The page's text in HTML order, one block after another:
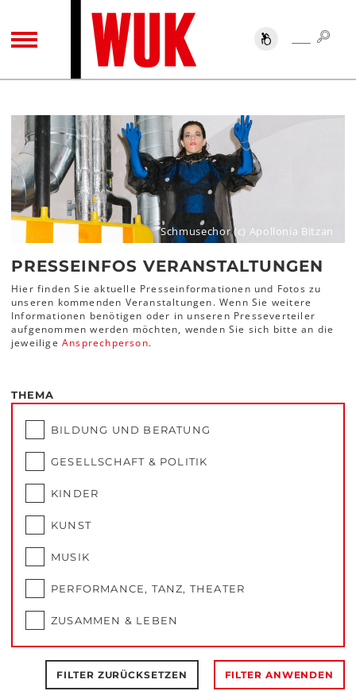
TOGGLE NAVIGATION SUCHE
Schmusechor (c) Apollonia Bitzan
PRESSEINFOS VERANSTALTUNGEN
Hier finden Sie aktuelle Presseinformationen und Fotos zu
unseren kommenden Veranstaltungen. Wenn Sie weitere
Informationen benötigen oder in unseren Presseverteiler
aufgenommen werden möchten, wenden Sie sich bitte an die
jeweilige Ansprechperson.
THEMA
BILDUNG UND BERATUNG
GESELLSCHAFT & POLITIK
KINDER
KUNST
MUSIK
PERFORMANCE, TANZ, THEATER
ZUSAMMEN & LEBEN
FILTER ZURÜCKSETZEN FILTER ANWENDEN